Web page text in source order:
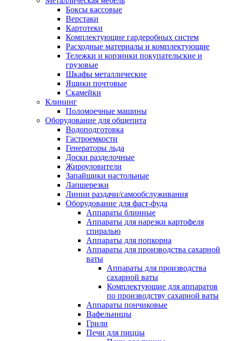
Боксы кассовые
Верстаки
Картотеки
Комплектующие гардеробных систем
Расходные материалы и комплектующие
Тележки и корзинки покупательские и
грузовые
Шкафы металлические
Ящики почтовые
Скамейки
Клининг
Поломоечные машины
Оборудование для общепита
Водоподготовка
Гастроемкости
Генераторы льда
Доски разделочные
Жироуловители
Запайщики настольные
Лапшерезки
Линии раздачи/самообслуживания
Оборудование для фаст-фуда
Аппараты блинные
Аппараты для нарезки картофеля
спиралью
Аппараты для попкорна
Аппараты для производства сахарной
ваты
Аппараты для производства
сахарной ваты
Комплектующие для аппаратов
по производству сахарной ваты
Аппараты пончиковые
Вафельницы
Грили
Печи для пиццы